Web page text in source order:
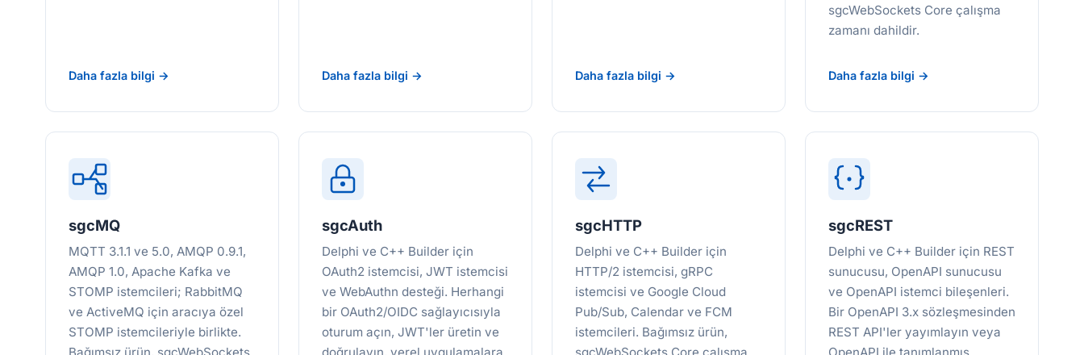
Daha fazla bilgi → Daha fazla bilgi → Daha fazla bilgi →
sgcWebSockets Core çalışma
zamanı dahildir.
Daha fazla bilgi →
sgcMQ
MQTT 3.1.1 ve 5.0, AMQP 0.9.1,
AMQP 1.0, Apache Kafka ve
STOMP istemcileri; RabbitMQ
ve ActiveMQ için aracıya özel
STOMP istemcileriyle birlikte.
sgcAuth
Delphi ve C++ Builder için
OAuth2 istemcisi, JWT istemcisi
ve WebAuthn desteği. Herhangi
bir OAuth2/OIDC sağlayıcısıyla
oturum açın, JWT'ler üretin ve
sgcHTTP
Delphi ve C++ Builder için
HTTP/2 istemcisi, gRPC
istemcisi ve Google Cloud
Pub/Sub, Calendar ve FCM
istemcileri. Bağımsız ürün,
sgcREST
Delphi ve C++ Builder için REST
sunucusu, OpenAPI sunucusu
ve OpenAPI istemci bileşenleri.
Bir OpenAPI 3.x sözleşmesinden
REST API'ler yayımlayın veya